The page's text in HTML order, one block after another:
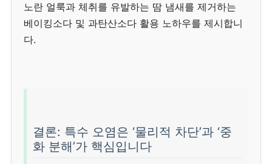
노란 얼룩과 체취를 유발하는 땀 냄새를 제거하는
베이킹소다 및 과탄산소다 활용 노하우를 제시합니
다.
결론: 특수 오염은 ‘물리적 차단’과 ‘중
화 분해’가 핵심입니다